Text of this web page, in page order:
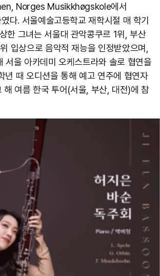
Norges Musikkhøgskole에서
다. 서울예술고등학교 재학시절 매 학기
한 그녀는 서울대 관악콩쿠르 1위, 부산
입상으로 음악적 재능을 인정받았으며,
서울 아카데미 오케스트라와 솔로 협연을
년 때 오디션을 통해 예고 연주에 협연자
해 여름 한국 투어(서울, 부산, 대전)에 참